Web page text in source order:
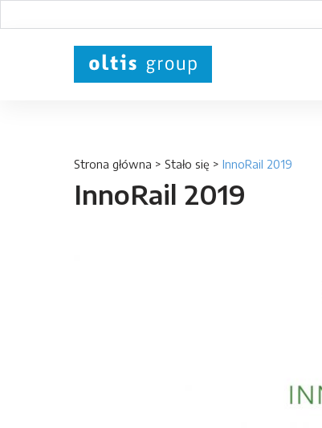
Strona główna > Stało się > InnoRail 2019
InnoRail 2019